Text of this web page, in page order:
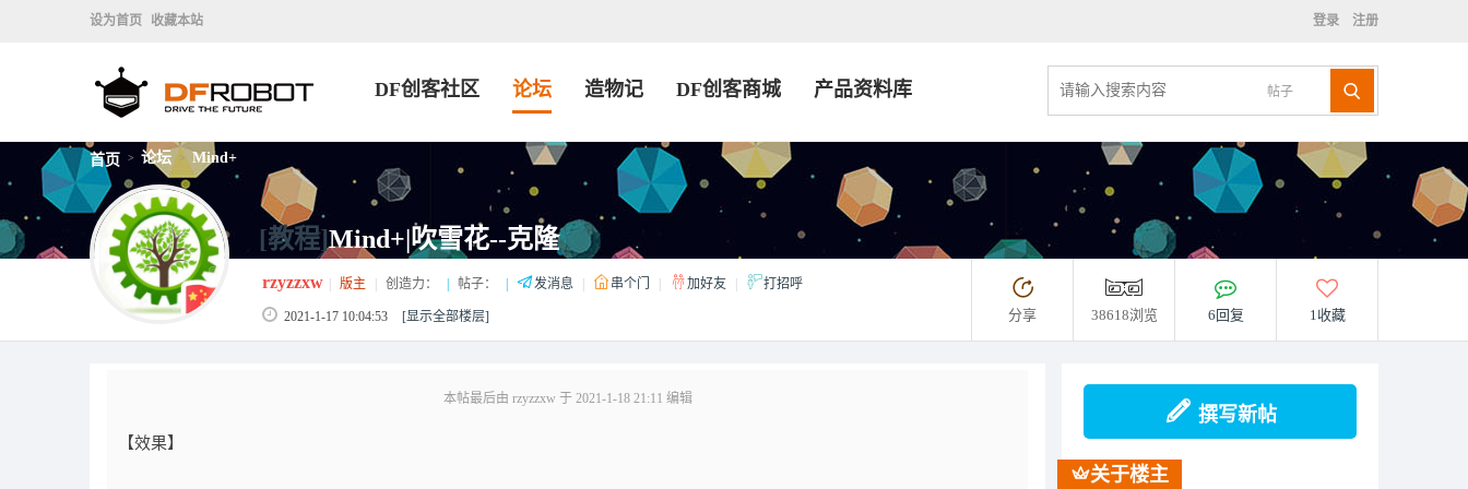
设为首页 收藏本站 登录 注册
帖子
DF创客社区 论坛 造物记 DF创客商城 产品资料库
首页 > 论坛 > Mind+
[教程]Mind+|吹雪花--克隆
rzyzzxw 版主 创造力： 帖子： 发消息 串个门 加好友 打招呼
2021-1-17 10:04:53 [显示全部楼层] 分享 38618浏览 6回复 1收藏
本帖最后由 rzyzzxw 于 2021-1-18 21:11 编辑
【效果】
撰写新帖
关于楼主